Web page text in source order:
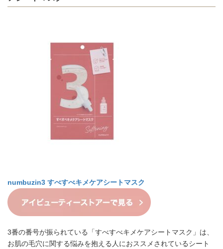
numbuzin3 すべすべキメケアシートマスク
3番の番号が振られている「すべすべキメケアシートマスク」は、
お肌の毛穴に関する悩みを抱える人におススメされているシート